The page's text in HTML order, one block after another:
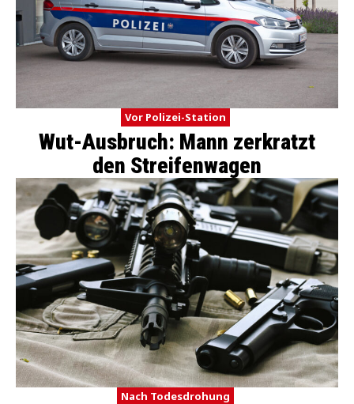
Vor Polizei-Station
Wut-Ausbruch: Mann zerkratzt
den Streifenwagen
Nach Todesdrohung